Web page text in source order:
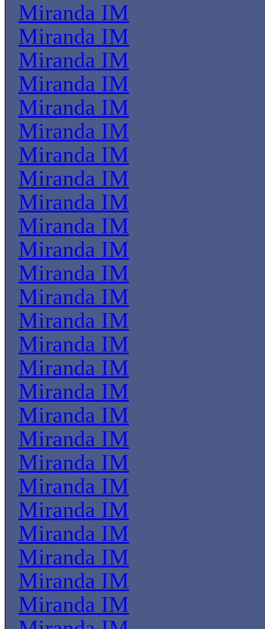
Miranda IM
Miranda IM
Miranda IM
Miranda IM
Miranda IM
Miranda IM
Miranda IM
Miranda IM
Miranda IM
Miranda IM
Miranda IM
Miranda IM
Miranda IM
Miranda IM
Miranda IM
Miranda IM
Miranda IM
Miranda IM
Miranda IM
Miranda IM
Miranda IM
Miranda IM
Miranda IM
Miranda IM
Miranda IM
Miranda IM